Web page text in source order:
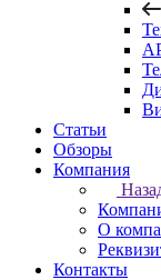
Статьи
Обзоры
Компания
О
Контакты